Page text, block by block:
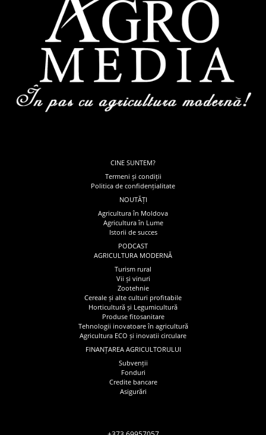
CINE SUNTEM?
Termeni și condiții
Politica de confidențialitate
NOUTĂȚI
Agricultura în Moldova
Agricultura în Lume
Istorii de succes
PODCAST
AGRICULTURA MODERNĂ
Turism rural
Vii și vinuri
Zootehnie
Cereale și alte culturi profitabile
Horticultură și Legumicultură
Produse fitosanitare
Tehnologii inovatoare în agricultură
Agricultura ECO și inovatii circulare
FINANȚAREA AGRICULTORULUI
Subvenții
Fonduri
Credite bancare
Asigurări